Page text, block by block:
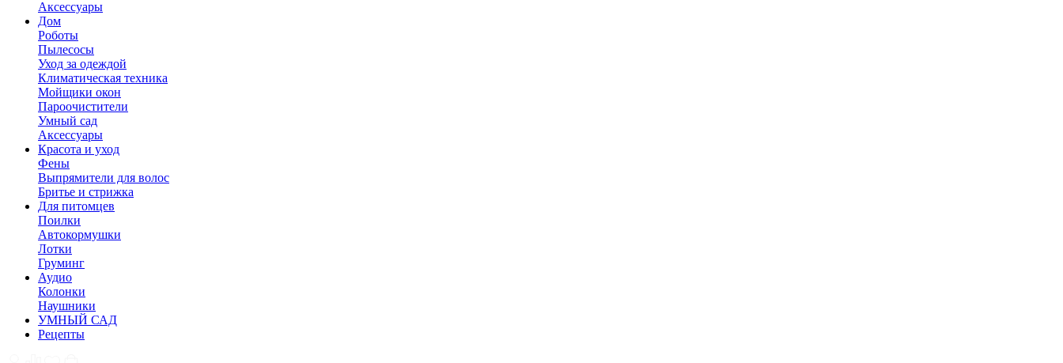
Аксессуары
Дом
Роботы
Пылесосы
Уход за одеждой
Климатическая техника
Мойщики окон
Пароочистители
Умный сад
Аксессуары
Красота и уход
Фены
Выпрямители для волос
Бритье и стрижка
Для питомцев
Поилки
Автокормушки
Лотки
Груминг
Аудио
Колонки
Наушники
УМНЫЙ САД
Рецепты